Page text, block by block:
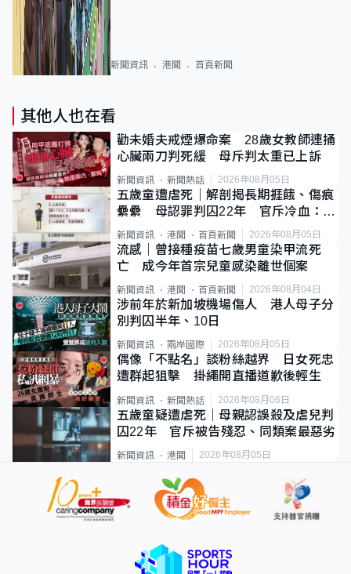
新聞資訊 港聞 首頁新聞
其他人也在看
勸未婚夫戒煙爆命案 28歲女教師連捅
心臟兩刀判死緩 母斥判太重已上訴
新聞資訊 新聞熱話 2026年08月05日
五歲童遭虐死｜解剖揭長期捱餓、傷痕
纍纍 母認罪判囚22年 官斥冷血：同
類案最惡劣
新聞資訊 港聞 首頁新聞 2026年08月05日
流感｜曾接種疫苗七歲男童染甲流死
亡 成今年首宗兒童感染離世個案
新聞資訊 港聞 首頁新聞 2026年08月04日
涉前年於新加坡機場傷人 港人母子分
別判囚半年、10日
新聞資訊 兩岸國際 2026年08月05日
偶像「不點名」談粉絲越界 日女死忠
遭群起狙擊 掛繩開直播道歉後輕生
新聞資訊 新聞熱話 2026年08月06日
五歲童疑遭虐死｜母親認誤殺及虐兒判
囚22年 官斥被告殘忍、同類案最惡劣
新聞資訊 港聞 2026年08月05日